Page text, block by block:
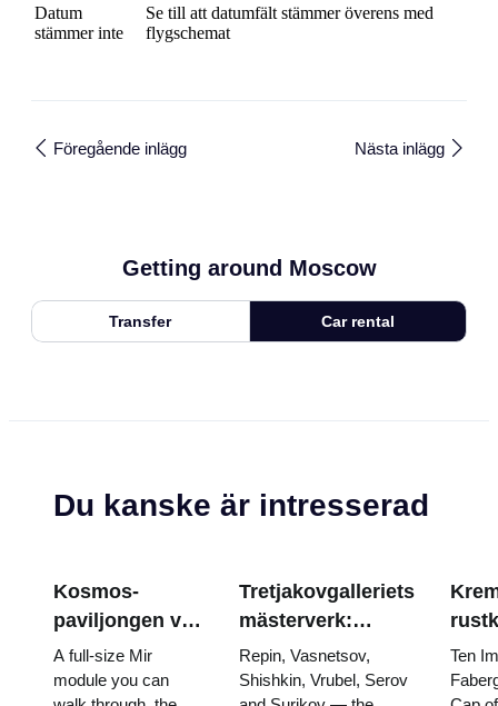
Datum
stämmer inte
Se till att datumfält stämmer överens med
flygschemat
Föregående inlägg Nästa inlägg
Getting around Moscow
Transfer Car rental
Du kanske är intresserad
Kosmos-
paviljongen vid
VDNKh: Inuti
Rysslands
A full-size Mir
module you can
Tretjakovgalleriets
mästerverk:
målningarna som
är värda att
Repin, Vasnetsov,
Shishkin, Vrubel, Serov
Ten